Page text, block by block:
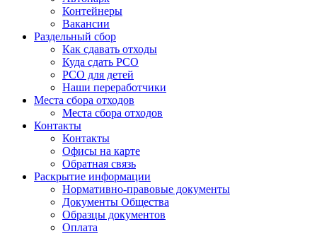
Контейнеры
Вакансии
Раздельный сбор
Как сдавать отходы
Куда сдать РСО
РСО для детей
Наши переработчики
Места сбора отходов
Места сбора отходов
Контакты
Контакты
Офисы на карте
Обратная связь
Раскрытие информации
Нормативно-правовые документы
Документы Общества
Образцы документов
Оплата